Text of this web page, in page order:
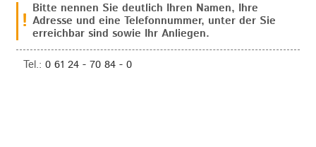
Bitte nennen Sie deutlich Ihren Namen, Ihre
Adresse und eine Telefonnummer, unter der Sie
erreichbar sind sowie Ihr Anliegen.
Tel.: 0 61 24 - 70 84 - 0